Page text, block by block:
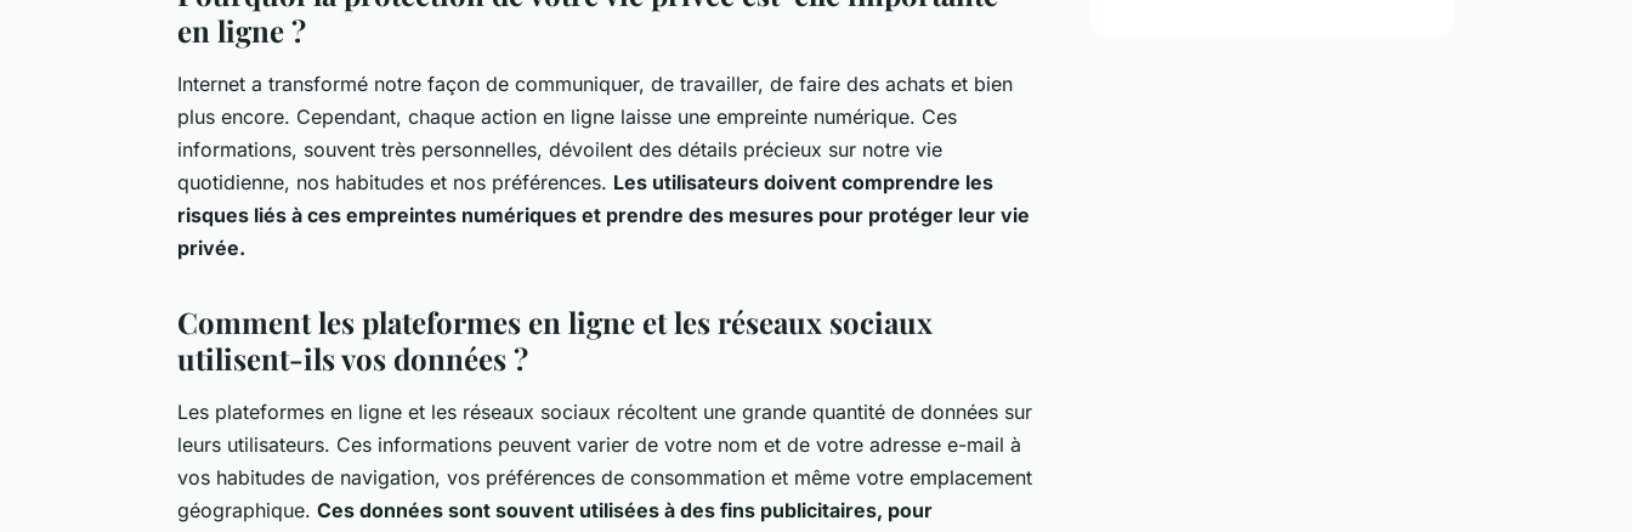
en ligne ?
Internet a transformé notre façon de communiquer, de travailler, de faire des achats et bien
plus encore. Cependant, chaque action en ligne laisse une empreinte numérique. Ces
informations, souvent très personnelles, dévoilent des détails précieux sur notre vie
quotidienne, nos habitudes et nos préférences. Les utilisateurs doivent comprendre les
risques liés à ces empreintes numériques et prendre des mesures pour protéger leur vie
privée.
Comment les plateformes en ligne et les réseaux sociaux
utilisent-ils vos données ?
Les plateformes en ligne et les réseaux sociaux récoltent une grande quantité de données sur
leurs utilisateurs. Ces informations peuvent varier de votre nom et de votre adresse e-mail à
vos habitudes de navigation, vos préférences de consommation et même votre emplacement
géographique. Ces données sont souvent utilisées à des fins publicitaires, pour